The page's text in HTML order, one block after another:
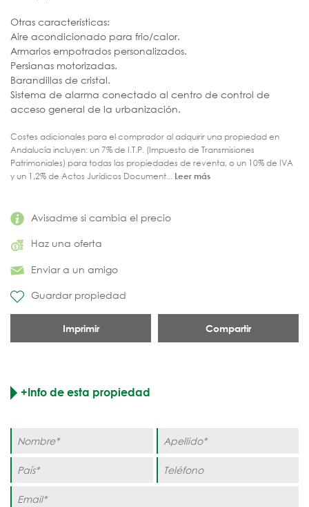
Avisadme si cambia el precio
Haz una oferta
Enviar a un amigo
Guardar propiedad
Imprimir Compartir
Otras características:
Aire acondicionado para frio/calor.
Armarios empotrados personalizados.
Persianas motorizadas.
Barandillas de cristal.
Sistema de alarma conectado al centro de control de
acceso general de la urbanización.
Costes adicionales para el comprador al adquirir una propiedad en
Andalucía incluyen: un 7% de I.T.P. (Impuesto de Transmisiones
Patrimoniales) para todas las propiedades de reventa, o un 10% de IVA
y un 1,2% de Actos Jurídicos Document... Leer más
+Info de esta propiedad